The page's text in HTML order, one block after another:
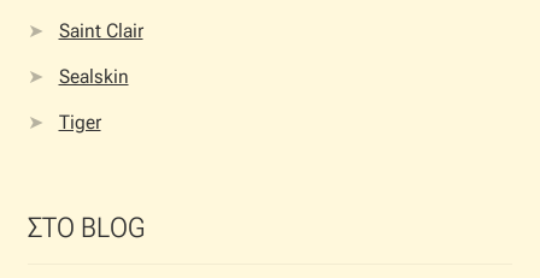
Saint Clair
Sealskin
Tiger
ΣΤΟ BLOG